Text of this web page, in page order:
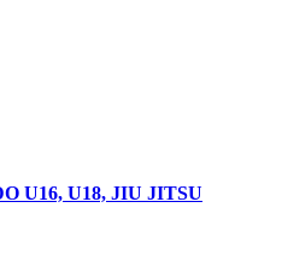
U16, U18, JIU JITSU